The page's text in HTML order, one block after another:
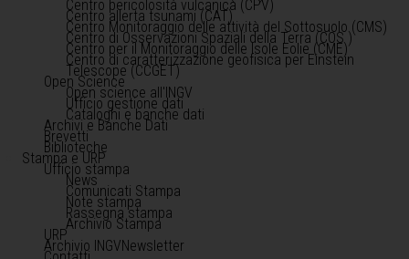
Centro pericolosità vulcanica (CPV)
Centro allerta tsunami (CAT)
Centro Monitoraggio delle attività del Sottosuolo (CMS)
Centro di Osservazioni Spaziali della Terra (COS )
Centro per il Monitoraggio delle Isole Eolie (CME)
Centro di caratterizzazione geofisica per Einstein
Telescope (CCGET)
Open Science
Open science all'INGV
Ufficio gestione dati
Cataloghi e banche dati
Archivi e Banche Dati
Brevetti
Biblioteche
Stampa e URP
Ufficio stampa
News
Comunicati Stampa
Note stampa
Rassegna stampa
Archivio Stampa
URP
Archivio INGVNewsletter